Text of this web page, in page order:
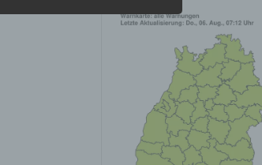
und Geschäftspartner
möchten wir vorab